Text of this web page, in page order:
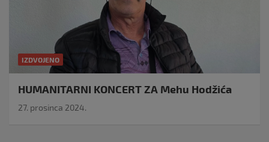
IZDVOJENO
HUMANITARNI KONCERT ZA Mehu Hodžića
27. prosinca 2024.